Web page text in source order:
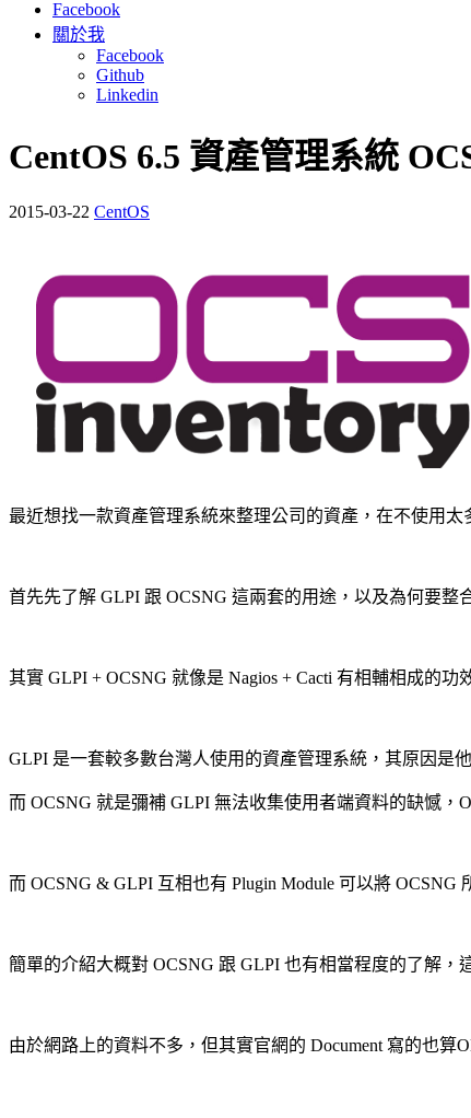
Facebook
關於我
Facebook
Github
Linkedin
CentOS 6.5 資產管理系統
2015-03-22 CentOS
最近想找一款資產管理系統來整理公司的資產，在不使用
首先先了解 GLPI 跟 OCSNG 這兩套的用途，以及為何要整
其實 GLPI + OCSNG 就像是 Nagios + Cacti 有相輔相成的功
GLPI 是一套較多數台灣人使用的資產管理系統，其原因是
而 OCSNG 就是彌補 GLPI 無法收集使用者端資料的缺憾，
而 OCSNG & GLPI 互相也有 Plugin Module 可以將 OCSNG
簡單的介紹大概對 OCSNG 跟 GLPI 也有相當程度的了解，
由於網路上的資料不多，但其實官網的 Document 寫的也算